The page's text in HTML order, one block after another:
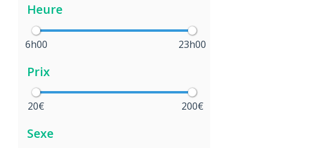
Heure
6h00 23h00
Prix
20€ 200€
Sexe